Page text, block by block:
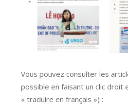
Vous pouvez consulter les
possible en faisant un clic droit
« traduire en français ») :